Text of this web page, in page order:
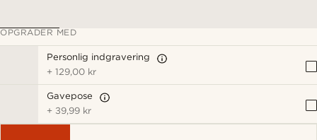
OPGRADER MED
Personlig indgravering
+129,00 kr
Gavepose
+ 39,99 kr